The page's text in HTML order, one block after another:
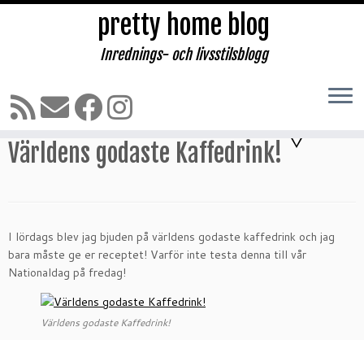
Hoppa
till
pretty home blog
Inrednings- och livsstilsblogg
Hem » RECEPT » Drinkar
Världens godaste Kaffedrink!
I lördags blev jag bjuden på världens godaste kaffedrink och jag
bara måste ge er receptet! Varför inte testa denna till vår
Nationaldag på fredag!
Världens godaste Kaffedrink!